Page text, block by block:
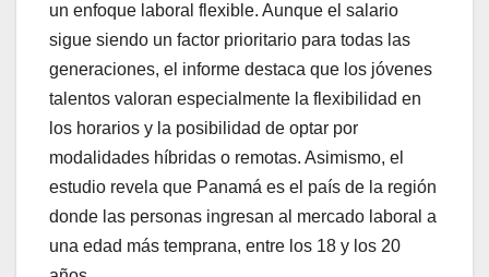
un enfoque laboral flexible. Aunque el salario
sigue siendo un factor prioritario para todas las
generaciones, el informe destaca que los jóvenes
talentos valoran especialmente la flexibilidad en
los horarios y la posibilidad de optar por
modalidades híbridas o remotas. Asimismo, el
estudio revela que Panamá es el país de la región
donde las personas ingresan al mercado laboral a
una edad más temprana, entre los 18 y los 20